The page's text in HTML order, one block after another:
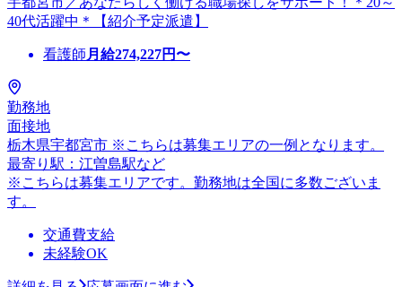
40代活躍中＊【紹介予定派遣】
看護師 月給274,227円〜
勤務地
面接地
栃木県宇都宮市 ※こちらは募集エリアの一例となります。
最寄り駅：江曽島駅など
※こちらは募集エリアです。勤務地は全国に多数ございま
す。
交通費支給
未経験OK